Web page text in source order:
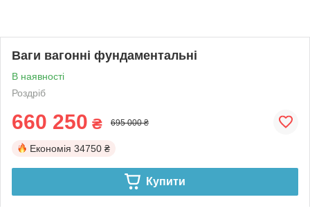
Ваги вагонні фундаментальні
В наявності
Роздріб
660 250 ₴ 695 000 ₴
Економія 34750 ₴
Купити